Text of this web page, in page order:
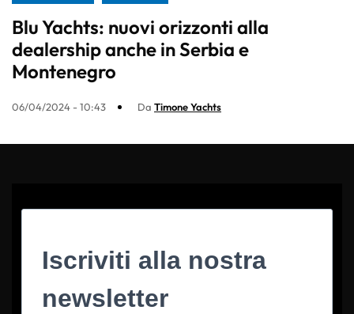
Blu Yachts: nuovi orizzonti alla
dealership anche in Serbia e
Montenegro
06/04/2024 - 10:43 Da Timone Yachts
Iscriviti alla nostra
newsletter